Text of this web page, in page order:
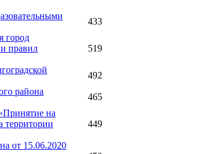
433
город
правил
519
492
района
465
на
территории
449
от 15.06.2020